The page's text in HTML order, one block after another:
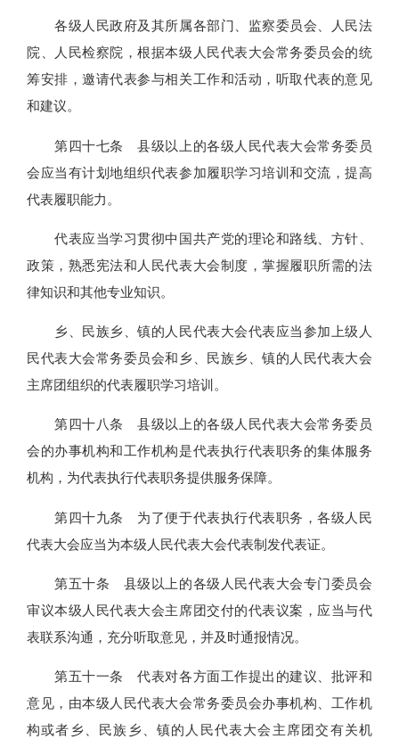
各级人民政府及其所属各部门、监察委员会、人民法
院、人民检察院，根据本级人民代表大会常务委员会的统
筹安排，邀请代表参与相关工作和活动，听取代表的意见
和建议。
第四十七条 县级以上的各级人民代表大会常务委员
会应当有计划地组织代表参加履职学习培训和交流，提高
代表履职能力。
代表应当学习贯彻中国共产党的理论和路线、方针、
政策，熟悉宪法和人民代表大会制度，掌握履职所需的法
律知识和其他专业知识。
乡、民族乡、镇的人民代表大会代表应当参加上级人
民代表大会常务委员会和乡、民族乡、镇的人民代表大会
主席团组织的代表履职学习培训。
第四十八条 县级以上的各级人民代表大会常务委员
会的办事机构和工作机构是代表执行代表职务的集体服务
机构，为代表执行代表职务提供服务保障。
第四十九条 为了便于代表执行代表职务，各级人民
代表大会应当为本级人民代表大会代表制发代表证。
第五十条 县级以上的各级人民代表大会专门委员会
审议本级人民代表大会主席团交付的代表议案，应当与代
表联系沟通，充分听取意见，并及时通报情况。
第五十一条 代表对各方面工作提出的建议、批评和
意见，由本级人民代表大会常务委员会办事机构、工作机
构或者乡、民族乡、镇的人民代表大会主席团交有关机